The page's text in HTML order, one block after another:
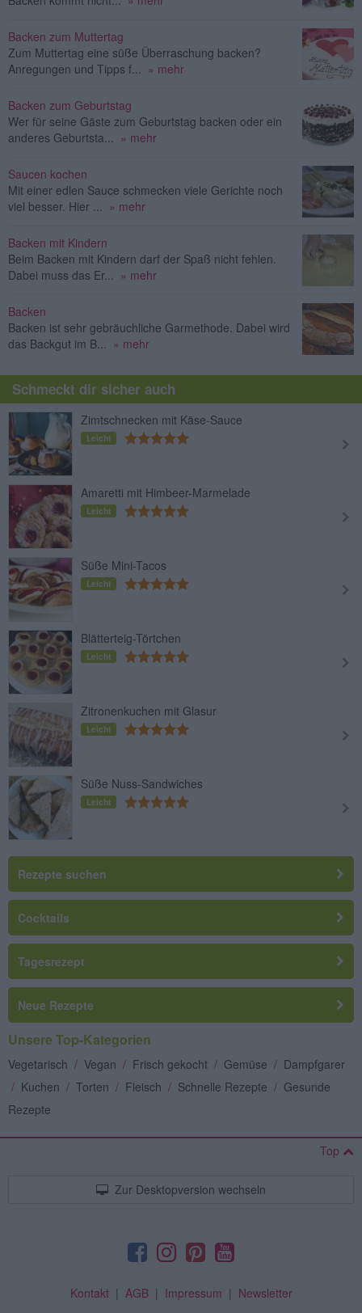
Backen zum Muttertag
Zum Muttertag eine süße Überraschung backen?
Anregungen und Tipps f...
» mehr
Backen zum Geburtstag
Wer für seine Gäste zum Geburtstag backen oder ein
anderes Geburtsta...
» mehr
Saucen kochen
Mit einer edlen Sauce schmecken viele Gerichte noch
viel besser. Hier ...
» mehr
Backen mit Kindern
Beim Backen mit Kindern darf der Spaß nicht fehlen.
Dabei muss das Er...
» mehr
Backen
Backen ist sehr gebräuchliche Garmethode. Dabei wird
das Backgut im B...
» mehr
Schmeckt dir sicher auch
Zimtschnecken mit Käse-Sauce
Leicht
Amaretti mit Himbeer-Marmelade
Leicht
Süße Mini-Tacos
Leicht
Blätterteig-Törtchen
Leicht
Zitronenkuchen mit Glasur
Leicht
Süße Nuss-Sandwiches
Leicht
Rezepte suchen
Cocktails
Tagesrezept
Neue Rezepte
Unsere Top-Kategorien
Vegetarisch / Vegan / Frisch gekocht / Gemüse / Dampfgarer
/ Kuchen / Torten / Fleisch / Schnelle Rezepte / Gesunde
Rezepte
Top
Zur Desktopversion wechseln
Kontakt| AGB| Impressum | Newsletter